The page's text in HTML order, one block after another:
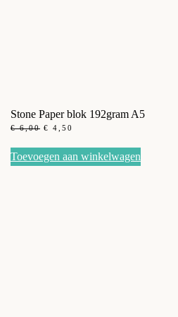
Stone Paper blok 192gram A5
€6,00 OORSPRONKELIJKE
WAS:
€ 6,00.
€ 4,50
IS:
€ 4,50.
Toevoegen aan winkelwagen